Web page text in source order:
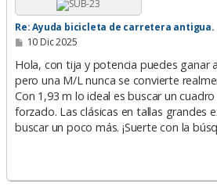
Re: Ayuda bicicleta de carretera antigua.
M
n
a
j
e
10 Dic 2025
Hola, con tija y potencia puedes ganar
pero una M/L nunca se convierte
Con 1,93 m lo ideal es buscar un
forzado. Las clásicas en tallas grandes
buscar un poco más. ¡Suerte con la